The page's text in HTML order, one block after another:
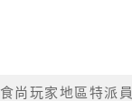
食尚玩家地區特派員